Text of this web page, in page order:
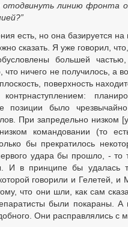
линию фронта
есть, но она базируется
сказать. Я уже говорил,
большей
ничего не получилось, а
поверхность
позиции было
При запредельно низком
командовании (то
бы прекратилось
удара бы прошло, - то
И в принципе бы удалась
говорили и Гелетей, и
что они шли, как сам
были покараны.
Они расправлялись с